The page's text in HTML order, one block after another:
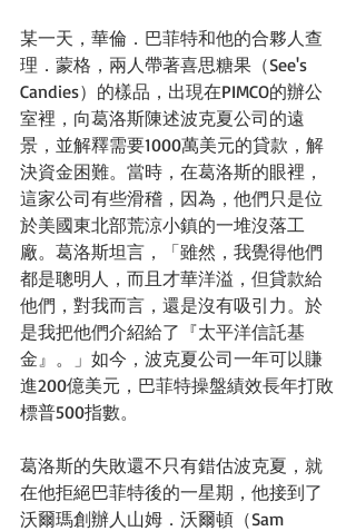
某一天，華倫．巴菲特和他的合夥人查
理．蒙格，兩人帶著喜思糖果（See's
Candies）的樣品，出現在PIMCO的辦公
室裡，向葛洛斯陳述波克夏公司的遠
景，並解釋需要1000萬美元的貸款，解
決資金困難。當時，在葛洛斯的眼裡，
這家公司有些滑稽，因為，他們只是位
於美國東北部荒涼小鎮的一堆沒落工
廠。葛洛斯坦言，「雖然，我覺得他們
都是聰明人，而且才華洋溢，但貸款給
他們，對我而言，還是沒有吸引力。於
是我把他們介紹給了『太平洋信託基
金』。」如今，波克夏公司一年可以賺
進200億美元，巴菲特操盤績效長年打敗
標普500指數。
葛洛斯的失敗還不只有錯估波克夏，就
在他拒絕巴菲特後的一星期，他接到了
沃爾瑪創辦人山姆．沃爾頓（Sam